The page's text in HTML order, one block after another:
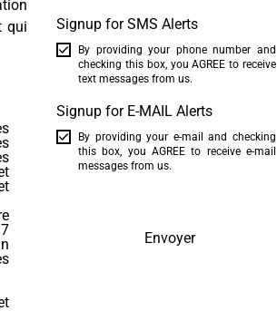
qui
Signup for SMS Alerts
By providing your phone number and
checking this box, you AGREE to receive
text messages from us.
Signup for E-MAIL Alerts
By providing your e-mail and checking
this box, you AGREE to receive e-mail
messages from us.
Envoyer